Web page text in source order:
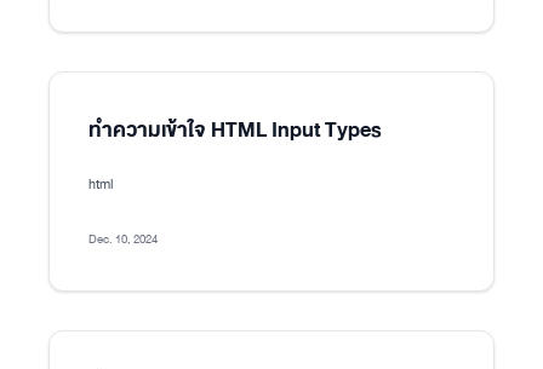
ทำความเข้าใจ HTML Input Types
html
Dec. 10, 2024